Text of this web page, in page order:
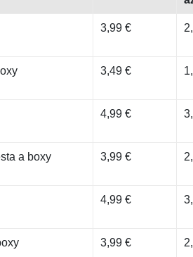
3,99 €
3,49 €
4,99 €
a boxy 3,99 €
4,99 €
3,99 €